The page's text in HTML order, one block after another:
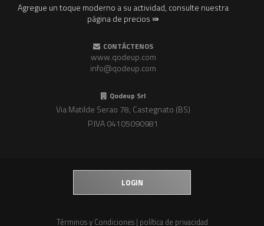
Agregue un toque moderno a su actividad, consulte nuestra
página de precios ⇛
CONTÁCTENOS
www.qodeup.com
info@qodeup.com
Qodeup Srl
Via Matilde Serao 78, Castegnato (BS)
P.IVA 04105090981
LOGIN
Términos y Condiciones| política de privacidad